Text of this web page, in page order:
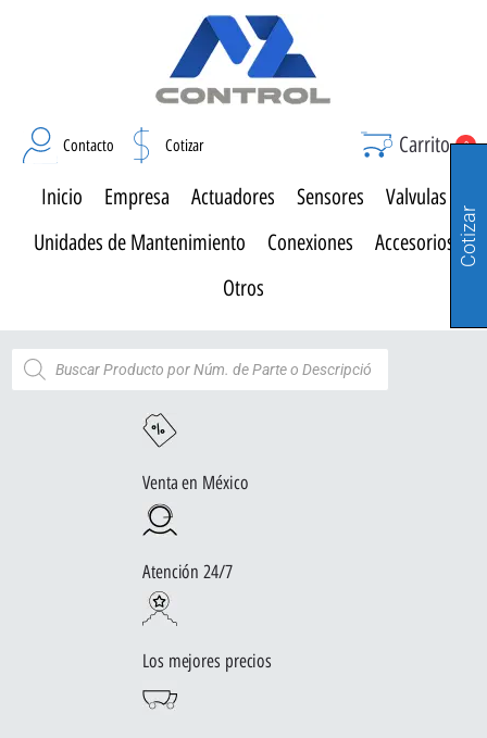
Contacto Cotizar Carrito 0
Inicio Empresa Actuadores Sensores
Valvulas
Unidades de Mantenimiento
Conexiones
Accesorios
Otros
Venta en México
Atención 24/7
Los mejores precios
Cotizar